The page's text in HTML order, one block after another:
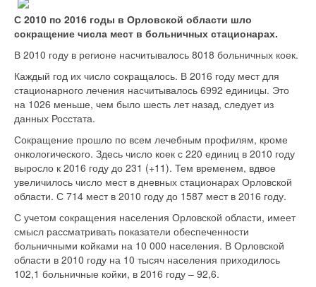
С 2010 по 2016 годы в Орловской области шло
сокращение числа мест в больничных стационарах.
В 2010 году в регионе насчитывалось 8018 больничных коек.
Каждый год их число сокращалось. В 2016 году мест для
стационарного лечения насчитывалось 6992 единицы. Это
на 1026 меньше, чем было шесть лет назад, следует из
данных Росстата.
Сокращение прошло по всем лечебным профилям, кроме
онкологического. Здесь число коек с 220 единиц в 2010 году
выросло к 2016 году до 231 (+11). Тем временем, вдвое
увеличилось число мест в дневных стационарах Орловской
области. С 714 мест в 2010 году до 1587 мест в 2016 году.
С учетом сокращения населения Орловской области, имеет
смысл рассматривать показатели обеспеченности
больничными койками на 10 000 населения. В Орловской
области в 2010 году на 10 тысяч населения приходилось
102,1 больничные койки, в 2016 году – 92,6.